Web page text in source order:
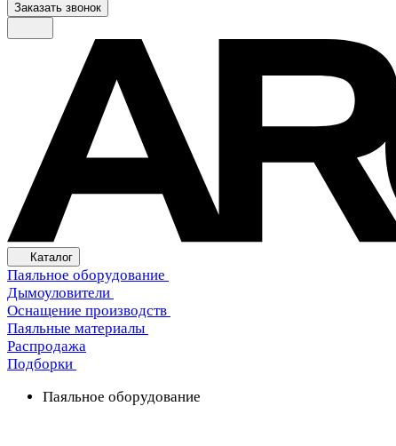
Заказать звонок
Каталог
Паяльное оборудование
Дымоуловители
Оснащение производств
Паяльные материалы
Распродажа
Подборки
Паяльное оборудование